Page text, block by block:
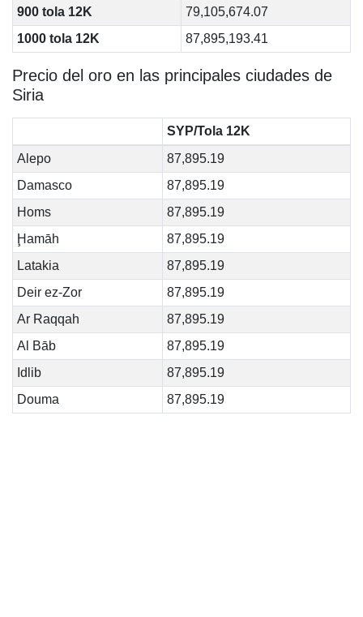
900 tola 12K
79,105,674.07
1000 tola 12K
87,895,193.41
Precio del oro en las principales ciudades de
Siria
SYP/Tola 12K
Alepo
87,895.19
Damasco
87,895.19
Homs
87,895.19
Ḩamāh
87,895.19
Latakia
87,895.19
Deir ez-Zor
87,895.19
Ar Raqqah
87,895.19
Al Bāb
87,895.19
Idlib
87,895.19
Douma
87,895.19